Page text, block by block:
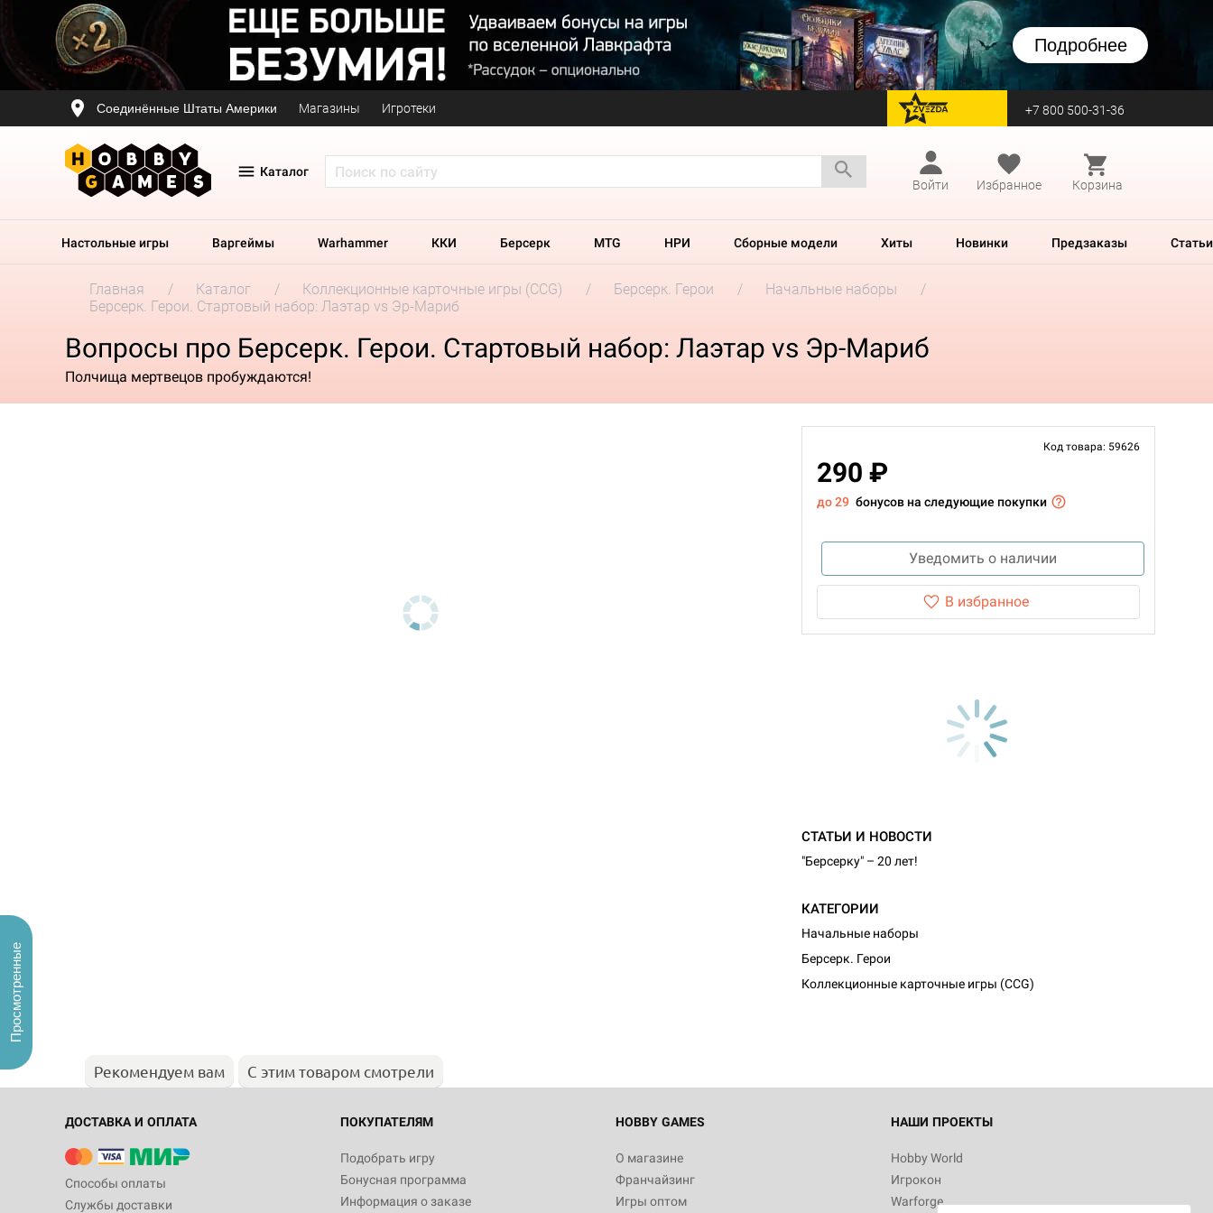
Подробнее
Соединённые Штаты Америки Магазины Игротеки перейти на Zvezda +7 800 500-31-36
Каталог
Войти
Избранное Корзина
Настольные игры Варгеймы Warhammer ККИ Берсерк MTG НРИ Сборные модели Хиты Новинки Предзаказы Статьи
Главная Каталог Коллекционные карточные игры (CCG) Берсерк. Герои
Начальные наборы
Берсерк. Герои. Стартовый набор: Лаэтар vs Эр-Мариб
Вопросы про Берсерк. Герои. Стартовый набор: Лаэтар vs Эр-Мариб
Полчища мертвецов пробуждаются!
Код товара: 59626
290 ₽
до 29 бонусов на следующие покупки
Уведомить о наличии
В избранное
СТАТЬИ И НОВОСТИ
"Берсерку" – 20 лет!
КАТЕГОРИИ
Начальные наборы
Берсерк. Герои
Коллекционные карточные игры (CCG)
Рекомендуем вам С этим товаром смотрели
ДОСТАВКА И ОПЛАТА
Способы оплаты
Службы доставки
ПОКУПАТЕЛЯМ
Подобрать игру
Бонусная программа
Информация о заказе
HOBBY GAMES
О магазине
Франчайзинг
Игры оптом
НАШИ ПРОЕКТЫ
Hobby World
Игрокон
Warforge
Просмотренные
Настольная игра Hobby World Журнал
"Мир фантастики. Спецвыпуск: Братья
империи: Боевая тревога
799
Настольная игра Hobby World Сумерки